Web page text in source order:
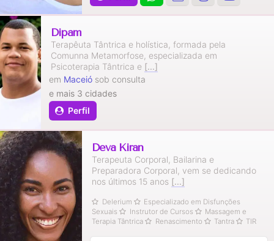
Dipam
Terapêuta Tântrica e holística, formada pela
Comunna Metamorfose, especializada em
Psicoterapia Tântrica e [...]
Perfil
em Maceiósob consulta
e mais 3 cidades
Deva Kiran
Terapeuta Corporal, Bailarina e
Preparadora Corporal, vem se dedicando
nos últimos 15 anos [...]
Delerium
Especializado em Disfunções
Sexuais
Instrutor de Cursos
Massagem e
Terapia Tântrica
Renascimento Tantra TIR